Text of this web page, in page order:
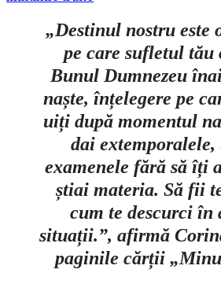
„Destinul nostru este
pe care sufletul tău
Bunul Dumnezeu
naște, înțelegere pe
uiți după momentul
dai extemporalele,
examenele fără să îți
știai materia. Să fii
cum te descurci în
situații.”, afirmă
paginile cărții